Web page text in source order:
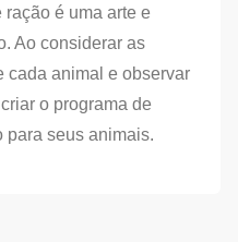
ração é uma arte e
Ao considerar as
cada animal e observar
o programa de
para seus animais.